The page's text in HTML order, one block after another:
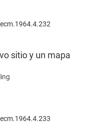
sitio y un mapa